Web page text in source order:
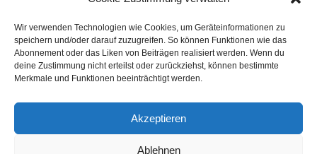
Wir verwenden Technologien wie Cookies, um Geräteinformationen zu
speichern und/oder darauf zuzugreifen. So können Funktionen wie das
Abonnement oder das Liken von Beiträgen realisiert werden. Wenn du
deine Zustimmung nicht erteilst oder zurückziehst, können bestimmte
Merkmale und Funktionen beeinträchtigt werden.
Akzeptieren
Ablehnen
geschlossen.
Kirchenkreis Essen | Referat für Presse- und Öffentlichkeitsarbeit /
Haus der Evangelischen Kirche | III. Hagen 39 / 45127 Essen
Impressum|Datenschutz